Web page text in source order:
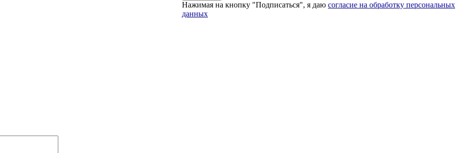
Нажимая на кнопку "Подписаться", я даю согласие на обработку персональных
данных